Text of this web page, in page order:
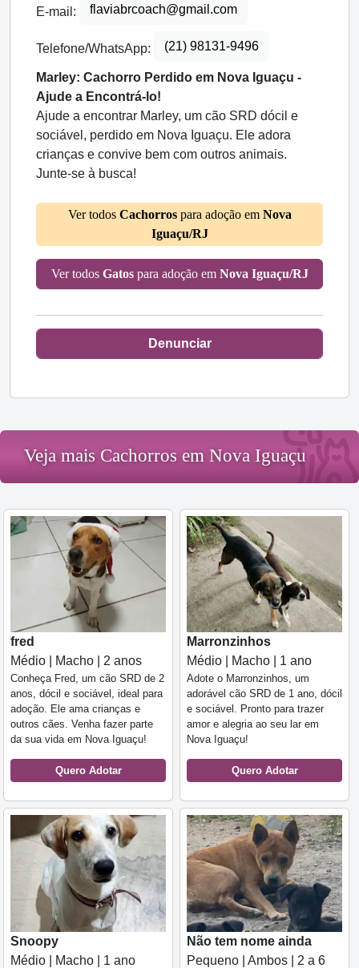
E-mail: flaviabrcoach@gmail.com
Telefone/WhatsApp: (21) 98131-9496
Marley: Cachorro Perdido em Nova Iguaçu -
Ajude a Encontrá-lo!
Ajude a encontrar Marley, um cão SRD dócil e
sociável, perdido em Nova Iguaçu. Ele adora
crianças e convive bem com outros animais.
Junte-se à busca!
Ver todos Cachorrospara adoção em Nova
Iguaçu/RJ
Ver todos Gatospara adoção em Nova Iguaçu/RJ
Denunciar
Veja mais Cachorros em Nova Iguaçu
fred
Médio | Macho | 2 anos
Conheça Fred, um cão SRD de 2
anos, dócil e sociável, ideal para
adoção. Ele ama crianças e
outros cães. Venha fazer parte
da sua vida em Nova Iguaçu!
Quero Adotar
Marronzinhos
Médio | Macho | 1 ano
Adote o Marronzinhos, um
adorável cão SRD de 1 ano, dócil
e sociável. Pronto para trazer
amor e alegria ao seu lar em
Nova Iguaçu!
Quero Adotar
Snoopy
Médio | Macho | 1 ano
Não tem nome ainda
Pequeno | Ambos | 2 a 6